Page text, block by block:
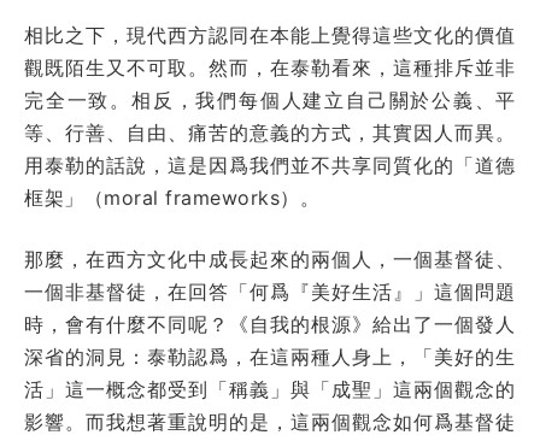
相比之下，現代西方認同在本能上覺得這些文化的價值
觀既陌生又不可取。然而，在泰勒看來，這種排斥並非
完全一致。相反，我們每個人建立自己關於公義、平
等、行善、自由、痛苦的意義的方式，其實因人而異。
用泰勒的話說，這是因爲我們並不共享同質化的「道德
框架」（moral frameworks）。
那麼，在西方文化中成長起來的兩個人，一個基督徒、
一個非基督徒，在回答「何爲『美好生活』」這個問題
時，會有什麼不同呢？《自我的根源》給出了一個發人
深省的洞見：泰勒認爲，在這兩種人身上，「美好的生
活」這一概念都受到「稱義」與「成聖」這兩個觀念的
影響。而我想著重說明的是，這兩個觀念如何爲基督徒